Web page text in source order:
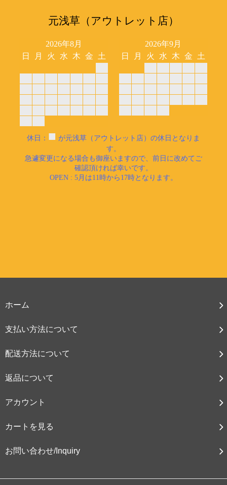
ホーム
支払い方法について
配送方法について
返品について
アカウント
カートを見る
お問い合わせ/Inquiry